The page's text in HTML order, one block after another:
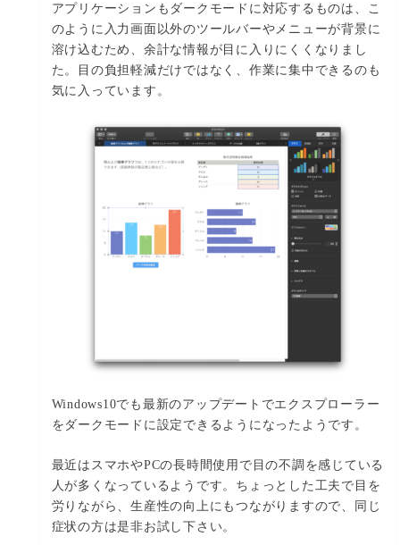
アプリケーションもダークモードに対応するものは、こ
のように入力画面以外のツールバーやメニューが背景に
溶け込むため、余計な情報が目に入りにくくなりまし
た。目の負担軽減だけではなく、作業に集中できるのも
気に入っています。
Windows10でも最新のアップデートでエクスプローラー
をダークモードに設定できるようになったようです。
最近はスマホやPCの長時間使用で目の不調を感じている
人が多くなっているようです。ちょっとした工夫で目を
労りながら、生産性の向上にもつながりますので、同じ
症状の方は是非お試し下さい。